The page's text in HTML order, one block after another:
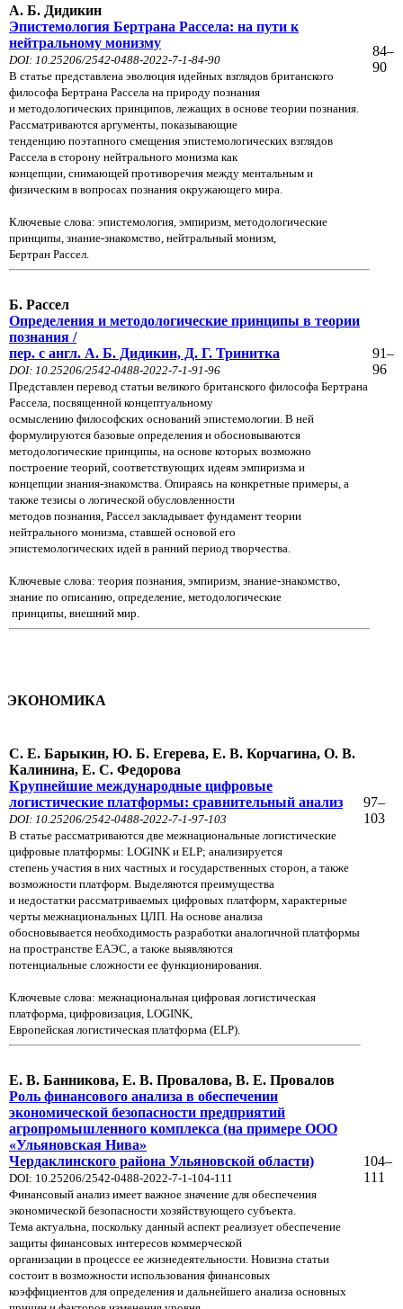
А. Б. Дидикин
Эпистемология Бертрана Рассела: на пути к
нейтральному монизму
DOI: 10.25206/2542-0488-2022-7-1-84-90
В статье представлена эволюция идейных взглядов британского
философа Бертрана Рассела на природу познания
и методологических принципов, лежащих в основе теории познания.
Рассматриваются аргументы, показывающие
тенденцию поэтапного смещения эпистемологических взглядов
Рассела в сторону нейтрального монизма как
концепции, снимающей противоречия между ментальным и
физическим в вопросах познания окружающего мира.
Ключевые слова: эпистемология, эмпиризм, методологические
принципы, знание-знакомство, нейтральный монизм,
Бертран Рассел.
84–
90
Б. Рассел
Определения и методологические принципы в теории
познания /
пер. с англ. А. Б. Дидикин, Д. Г. Тринитка
DOI: 10.25206/2542-0488-2022-7-1-91-96
Представлен перевод статьи великого британского философа Бертрана
Рассела, посвященной концептуальному
осмыслению философских оснований эпистемологии. В ней
формулируются базовые определения и обосновываются
методологические принципы, на основе которых возможно
построение теорий, соответствующих идеям эмпиризма и
концепции знания-знакомства. Опираясь на конкретные примеры, а
также тезисы о логической обусловленности
методов познания, Рассел закладывает фундамент теории
нейтрального монизма, ставшей основой его
эпистемологических идей в ранний период творчества.
Ключевые слова: теория познания, эмпиризм, знание-знакомство,
знание по описанию, определение, методологические
принципы, внешний мир.
91–
96
ЭКОНОМИКА
С. Е. Барыкин, Ю. Б. Егерева, Е. В. Корчагина, О. В.
Калинина, Е. С. Федорова
Крупнейшие международные цифровые
логистические платформы: сравнительный анализ
DOI: 10.25206/2542-0488-2022-7-1-97-103
В статье рассматриваются две межнациональные логистические
цифровые платформы: LOGINK и ELP; анализируется
степень участия в них частных и государственных сторон, а также
возможности платформ. Выделяются преимущества
и недостатки рассматриваемых цифровых платформ, характерные
черты межнациональных ЦЛП. На основе анализа
обосновывается необходимость разработки аналогичной платформы
на пространстве ЕАЭС, а также выявляются
потенциальные сложности ее функционирования.
Ключевые слова: межнациональная цифровая логистическая
платформа, цифровизация, LOGINK,
Европейская логистическая платформа (ELP).
97–
103
Е. В. Банникова, Е. В. Провалова, В. Е. Провалов
Роль финансового анализа в обеспечении
экономической безопасности предприятий
агропромышленного комплекса (на примере ООО
«Ульяновская Нива»
Чердаклинского района Ульяновской области)
DOI: 10.25206/2542-0488-2022-7-1-104-111
Финансовый анализ имеет важное значение для обеспечения
экономической безопасности хозяйствующего субъекта.
Тема актуальна, поскольку данный аспект реализует обеспечение
защиты финансовых интересов коммерческой
организации в процессе ее жизнедеятельности. Новизна статьи
состоит в возможности использования финансовых
коэффициентов для определения и дальнейшего анализа основных
104–
111